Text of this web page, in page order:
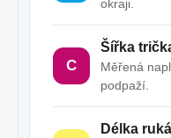
okraji.
C
Šířka
Měřená
podpaží.
Délka